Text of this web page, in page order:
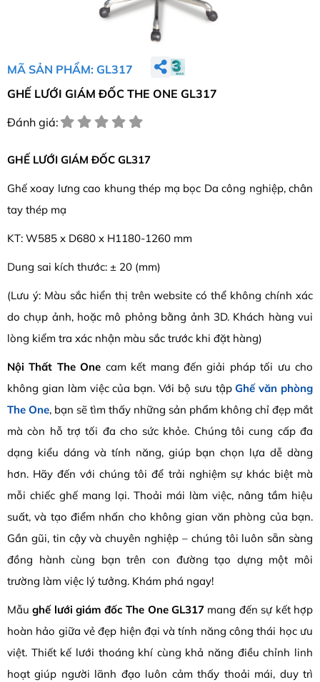
MÃ SẢN PHẨM: GL317
GHẾ LƯỚI GIÁM ĐỐC THE ONE GL317
Đánh giá:
GHẾ LƯỚI GIÁM ĐỐC GL317
Ghế xoay lưng cao khung thép mạ bọc Da công nghiệp, chân
tay thép mạ
KT: W585 x D680 x H1180-1260 mm
Dung sai kích thước: ± 20 (mm)
(Lưu ý: Màu sắc hiển thị trên website có thể không chính xác
do chụp ảnh, hoặc mô phỏng bằng ảnh 3D. Khách hàng vui
lòng kiểm tra xác nhận màu sắc trước khi đặt hàng)
Nội Thất The One cam kết mang đến giải pháp tối ưu cho
không gian làm việc của bạn. Với bộ sưu tậpGhế văn phòng
The One, bạn sẽ tìm thấy những sản phẩm không chỉ đẹp mắt
mà còn hỗ trợ tối đa cho sức khỏe. Chúng tôi cung cấp đa
dạng kiểu dáng và tính năng, giúp bạn chọn lựa dễ dàng
hơn. Hãy đến với chúng tôi để trải nghiệm sự khác biệt mà
mỗi chiếc ghế mang lại. Thoải mái làm việc, nâng tầm hiệu
suất, và tạo điểm nhấn cho không gian văn phòng của bạn.
Gần gũi, tin cậy và chuyên nghiệp – chúng tôi luôn sẵn sàng
đồng hành cùng bạn trên con đường tạo dựng một môi
trường làm việc lý tưởng. Khám phá ngay!
Mẫughế lưới giám đốc The One GL317mang đến sự kết hợp
hoàn hảo giữa vẻ đẹp hiện đại và tính năng công thái học ưu
việt. Thiết kế lưới thoáng khí cùng khả năng điều chỉnh linh
hoạt giúp người lãnh đạo luôn cảm thấy thoải mái, duy trì